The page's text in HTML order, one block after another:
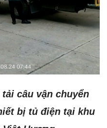
câu vận chuyển
bị tủ điện tại khu